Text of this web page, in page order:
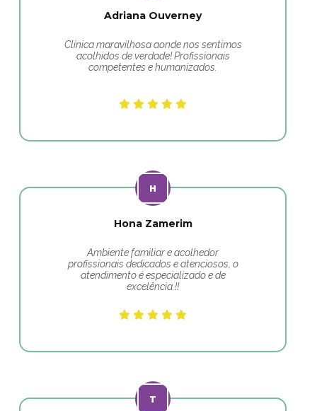
Adriana Ouverney
Clínica maravilhosa aonde nos sentimos
acolhidos de verdade! Profissionais
competentes e humanizados.
Hona Zamerim
Ambiente familiar e acolhedor
profissionais dedicados e atenciosos, o
atendimento é especializado e de
excelência.!!